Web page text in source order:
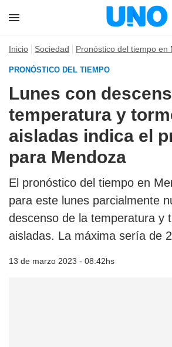
Inicio Sociedad Pronóstico del tiempo en
PRONÓSTICO DEL TIEMPO
Lunes con
temperatura y
aisladas indica el
para Mendoza
El pronóstico del tiempo en
para este lunes parcialmente
descenso de la temperatura y
aisladas. La máxima sería de
13 de marzo 2023 - 08:42hs